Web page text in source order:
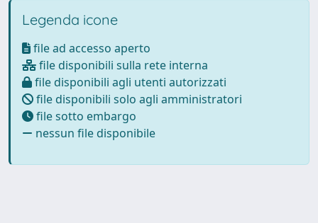
Legenda icone
file ad accesso aperto
file disponibili sulla rete interna
file disponibili agli utenti autorizzati
file disponibili solo agli amministratori
file sotto embargo
nessun file disponibile